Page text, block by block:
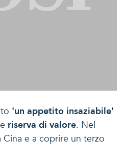
'un appetito insaziabile'
riserva di valore. Nel
e a coprire un terzo